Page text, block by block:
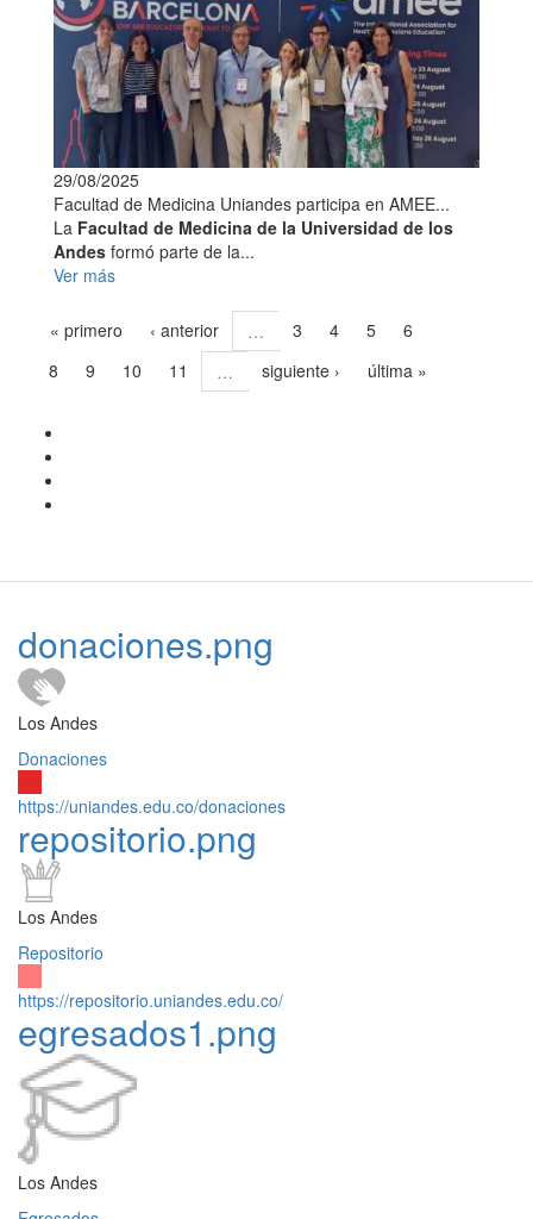
29/08/2025
Facultad de Medicina Uniandes participa en AMEE...
La Facultad de Medicina de la Universidad de los
Andes formó parte de la...
Ver más
« primero ‹ anterior … 3 4 5 6
8
9 10 11 … siguiente › última »
donaciones.png
Los Andes
Donaciones
https://uniandes.edu.co/donaciones
repositorio.png
Los Andes
Repositorio
https://repositorio.uniandes.edu.co/
egresados1.png
Los Andes